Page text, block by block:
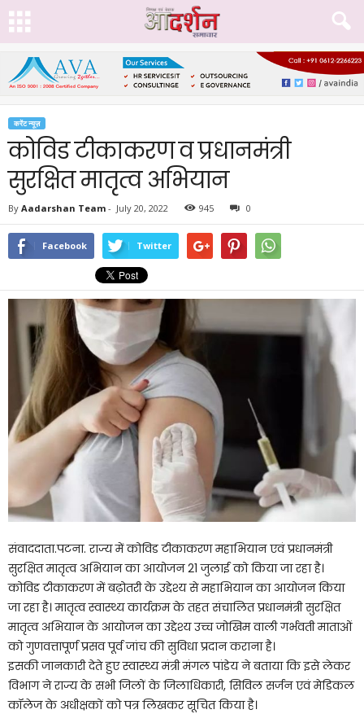
करेंट न्यूज़
कोविड टीकाकरण व प्रधानमंत्री
सुरक्षित मातृत्व अभियान
By Aadarshan Team - July 20, 2022 945 0
Facebook Twitter
संवाददाता.पटना. राज्य में कोविड टीकाकरण महाभियान एवं प्रधानमंत्री
सुरक्षित मातृत्व अभियान का आयोजन 21 जुलाई को किया जा रहा है।
कोविड टीकाकरण में बढ़ोतरी के उद्देश्य से महाभियान का आयोजन किया
जा रहा है। मातृत्व स्वास्थ्य कार्यक्रम के तहत संचालित प्रधानमंत्री सुरक्षित
मातृत्व अभियान के आयोजन का उद्देश्य उच्च जोखिम वाली गर्भवती माताओं
को गुणवत्तापूर्ण प्रसव पूर्व जांच की सुविधा प्रदान कराना है।
इसकी जानकारी देते हुए स्वास्थ्य मंत्री मंगल पांडेय ने बताया कि इसे लेकर
विभाग ने राज्य के सभी जिलों के जिलाधिकारी, सिविल सर्जन एवं मेडिकल
कॉलेज के अधीक्षकों को पत्र लिखकर सूचित किया है।